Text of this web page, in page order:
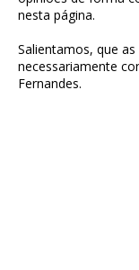
nesta página.
Salientamos, que
necessariamente
Fernandes.